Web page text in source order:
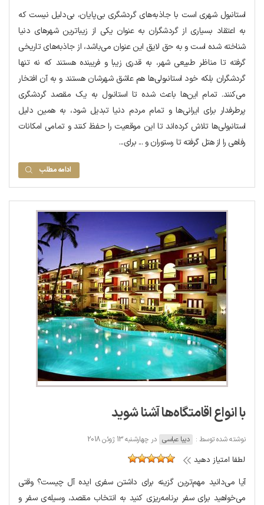
استانبول شهری است با جاذبه‌های گردشگری بی‌پایان، بی‌دلیل نیست که
به اعتقاد بسیاری از گردشگران به‌ عنوان یکی از زیباترین شهرهای دنیا
شناخته شده است و به حق لایق این عنوان می‌باشد، از جاذبه‌های تاریخی
گرفته تا مناظر طبیعی شهر، به قدری زیبا و فریبنده هستند که نه تنها
گردشگران بلکه خود استانبولی‌ها هم عاشق شهرشان هستند و به آن افتخار
می‌کنند. تمام این‌ها باعث شده تا استانبول به یک مقصد گردشگری
پرطرفدار برای ایرانی‌ها و تمام مردم دنیا تبدیل شود، به همین دلیل
استانبولی‌ها تلاش کرده‌اند تا این موقعیت را حفظ کنند و تمامی امکانات
رفاهی را از هتل گرفته تا رستوران و ... برای...
ادامه مطلب
با انواع اقامتگاه‌ها آشنا شوید
نوشته شده توسط : دیبا عباسی در چهارشنبه 13 ژوئن 2018
لطفا امتیاز دهید
آیا می‌دانید مهم‌ترین گزینه برای داشتن سفری ایده آل چیست؟ وقتی
می‌خواهید برای سفر برنامه‌ریزی کنید به انتخاب مقصد، وسیله‌ی سفر و